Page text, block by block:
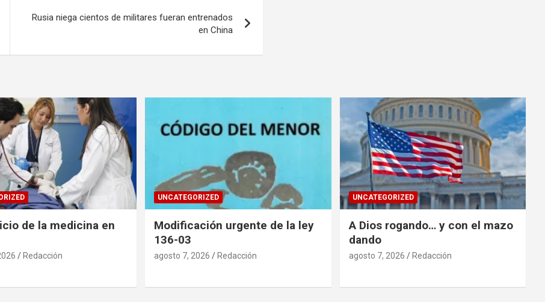
Rusia niega cientos de militares fueran entrenados
en China
de la medicina en
Redacción
UNCATEGORIZED
Modificación urgente de la ley
136-03
agosto 7, 2026 Redacción
UNCATEGORIZED
A Dios rogando… y con el mazo
dando
agosto 7, 2026 Redacción